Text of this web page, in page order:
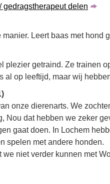
gedragstherapeut delen
Leert baas met hond
plezier getraind. Ze trainen
op leeftijd, maar wij
onze dierenarts. We
Nou dat hebben we zeker
gaat doen. In Lochem
spelen met andere honden.
niet verder kunnen met